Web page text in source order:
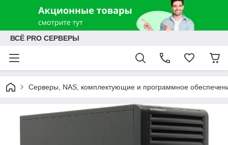
ВСЁ PRO СЕРВЕРЫ
Серверы, NAS, комплектующие и программное